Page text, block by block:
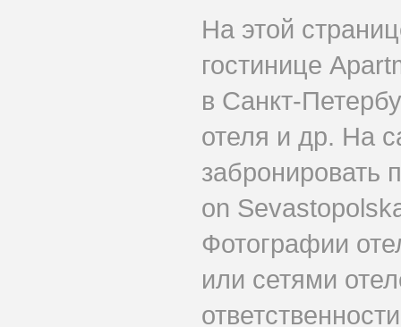
На этой
гостинице
в Санкт-
отеля и др. На
забронировать
on
Фотографии
или сетями